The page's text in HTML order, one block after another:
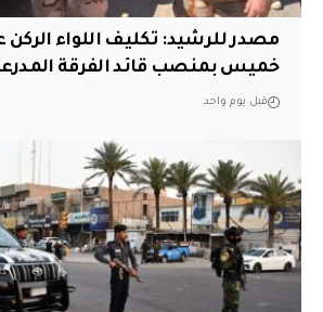
مصدر للرشيد: تكليف اللواء
خميس بمنصب قائد الفرقة
قبل يوم واحد